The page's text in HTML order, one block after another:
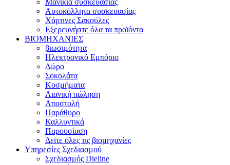
Μανίκια συσκευασίας
Αυτοκόλλητα συσκευασίας
Χάρτινες Σακούλες
Εξερευνήστε όλα τα προϊόντα
ΒΙΟΜΗΧΑΝΙΕΣ
βιωσιμότητα
Ηλεκτρονικό Εμπόριο
Δώρο
Σοκολάτα
Κοσμήματα
Λιανική πώληση
Αποστολή
Παράθυρο
Καλλυντικά
Παρουσίαση
Δείτε όλες τις βιομηχανίες
Υπηρεσίες Σχεδιασμού
Σχεδιασμός Dieline